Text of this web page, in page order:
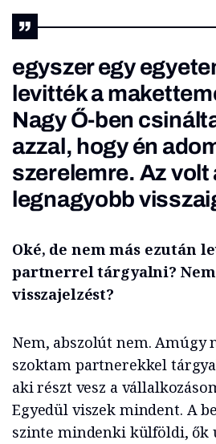
egyszer egy
levitték a
Nagy Ő-ben
azzal, hogy én
szerelemre. Az volt
legnagyobb
Oké, de nem más ezután
partnerrel tárgyalni?
visszajelzést?
Nem, abszolút nem. Amúgy
szoktam partnerekkel
aki részt vesz a
Egyedül viszek mindent. A
szinte mindenki külföldi, ők